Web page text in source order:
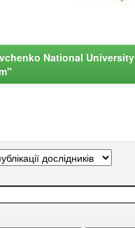
National University